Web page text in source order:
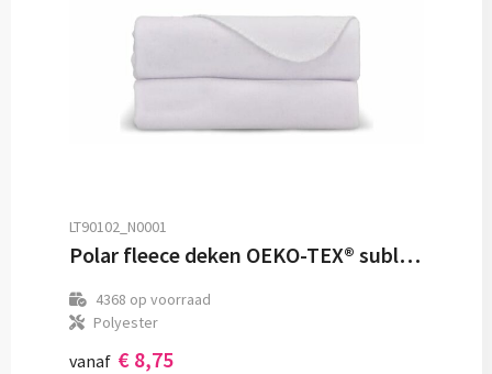
LT90102_N0001
Polar fleece deken OEKO-TEX® sublimatie 130 x 170 cm 290 g/m²
4368 op voorraad
Polyester
vanaf € 8,75